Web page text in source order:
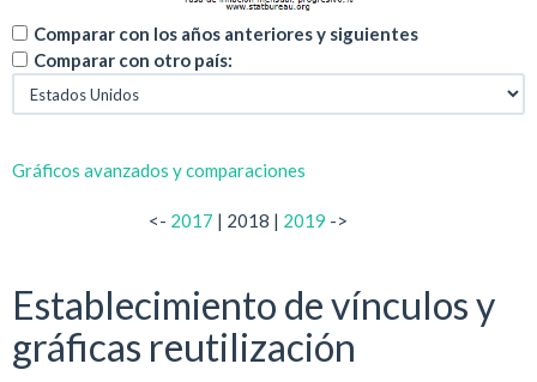
Comparar con los años anteriores y siguientes
Comparar con otro país:
Gráficos avanzados y comparaciones
<- 2017 | 2018 | 2019 ->
Establecimiento de vínculos y
gráficas reutilización